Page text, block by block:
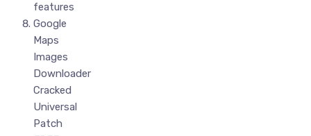
features
Google
Maps
Images
Downloader
Cracked
Universal
Patch